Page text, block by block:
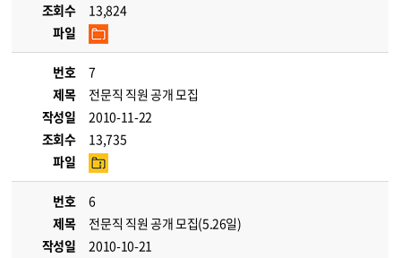
조회수
13,824
파일
번호
7
제목
전문직 직원 공개 모집
작성일
2010-11-22
조회수
13,735
파일
번호
6
제목
전문직 직원 공개 모집(5.26일)
작성일
2010-10-21